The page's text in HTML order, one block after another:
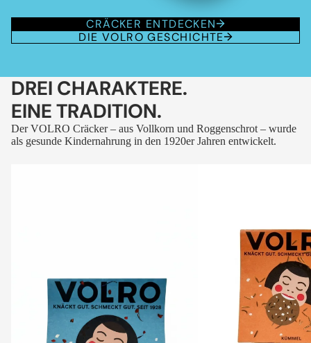
CRÄCKER ENTDECKEN
DIE VOLRO GESCHICHTE
DREI CHARAKTERE.
EINE TRADITION.
Der VOLRO Cräcker – aus Vollkorn und Roggenschrot – wurde
als gesunde Kindernahrung in den 1920er Jahren entwickelt.